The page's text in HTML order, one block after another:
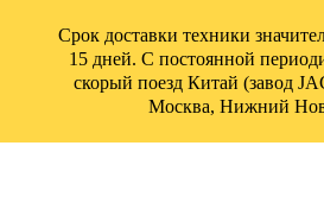
Срок доставки техники
15 дней. С постоянной
скорый поезд Китай (завод
Москва, Нижний